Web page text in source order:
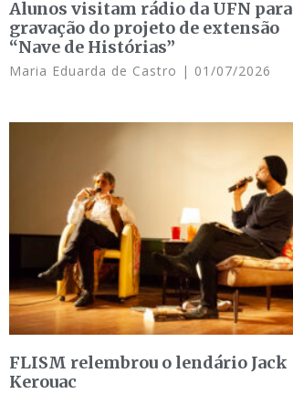
Alunos visitam rádio da UFN para
gravação do projeto de extensão
“Nave de Histórias”
Maria Eduarda de Castro 01/07/2026
FLISM relembrou o lendário Jack
Kerouac